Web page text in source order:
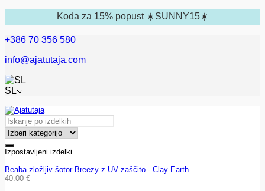
Koda za 15% popust ☀️SUNNY15☀️
+386 70 356 580
info@ajatutaja.com
SL
Izpostavljeni izdelki
Beaba zložljiv šotor Breezy z UV zaščito - Clay Earth
40.00 €